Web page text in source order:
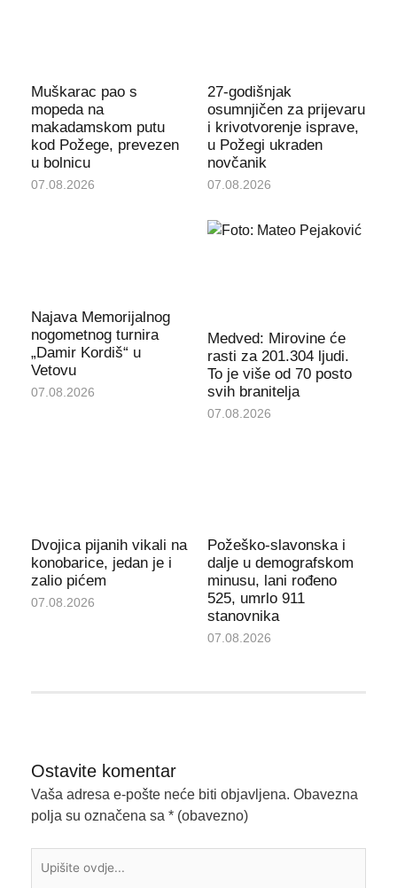
Muškarac pao s
mopeda na
makadamskom putu
kod Požege, prevezen
u bolnicu
07.08.2026
27-godišnjak
osumnjičen za prijevaru
i krivotvorenje isprave,
u Požegi ukraden
novčanik
07.08.2026
Najava Memorijalnog
nogometnog turnira
„Damir Kordiš“ u
Vetovu
07.08.2026
Medved: Mirovine će
rasti za 201.304 ljudi.
To je više od 70 posto
svih branitelja
07.08.2026
Dvojica pijanih vikali na
konobarice, jedan je i
zalio pićem
07.08.2026
Požeško-slavonska i
dalje u demografskom
minusu, lani rođeno
525, umrlo 911
stanovnika
07.08.2026
Ostavite komentar
Vaša adresa e-pošte neće biti objavljena. Obavezna
polja su označena sa * (obavezno)
ovdje...